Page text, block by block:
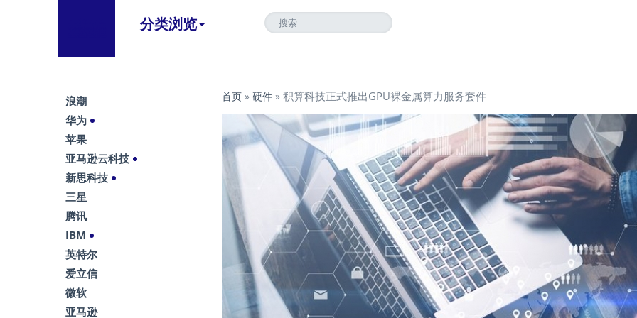
分类浏览
首页 » 硬件 » 积算科技正式推出GPU裸金属算力服务套件
浪潮
华为
苹果
亚马逊云科技
新思科技
三星
腾讯
IBM
英特尔
爱立信
微软
亚马逊